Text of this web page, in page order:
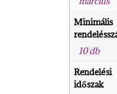
Minimális
10 db
Rendelési
időszak